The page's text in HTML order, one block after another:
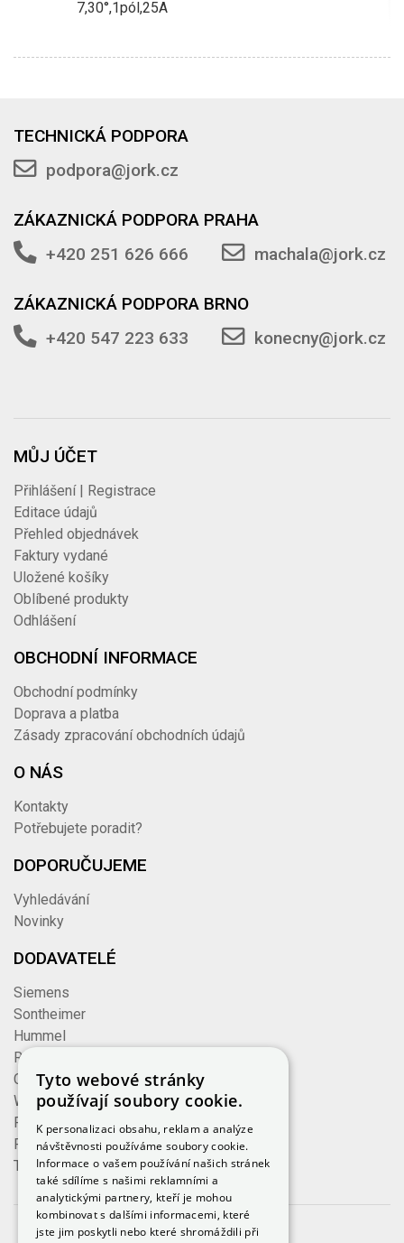
7,30°,1pól,25A
TECHNICKÁ PODPORA
podpora@jork.cz
ZÁKAZNICKÁ PODPORA PRAHA
+420 251 626 666
machala@jork.cz
ZÁKAZNICKÁ PODPORA BRNO
+420 547 223 633
konecny@jork.cz
MŮJ ÚČET
Přihlášení | Registrace
Editace údajů
Přehled objednávek
Faktury vydané
Uložené košíky
Oblíbené produkty
Odhlášení
OBCHODNÍ INFORMACE
Obchodní podmínky
Doprava a platba
Zásady zpracování obchodních údajů
O NÁS
Kontakty
Potřebujete poradit?
DOPORUČUJEME
Vyhledávání
Novinky
DODAVATELÉ
Siemens
Sontheimer
Hummel
Rose
Cembre
Wieland
Formzeug
Finder
TE Connectivity
Tyto webové stránky
používají soubory cookie.
K personalizaci obsahu, reklam a analýze
návštěvnosti používáme soubory cookie.
Informace o vašem používání našich stránek
také sdílíme s našimi reklamními a
analytickými partnery, kteří je mohou
kombinovat s dalšími informacemi, které
jste jim poskytli nebo které shromáždili při